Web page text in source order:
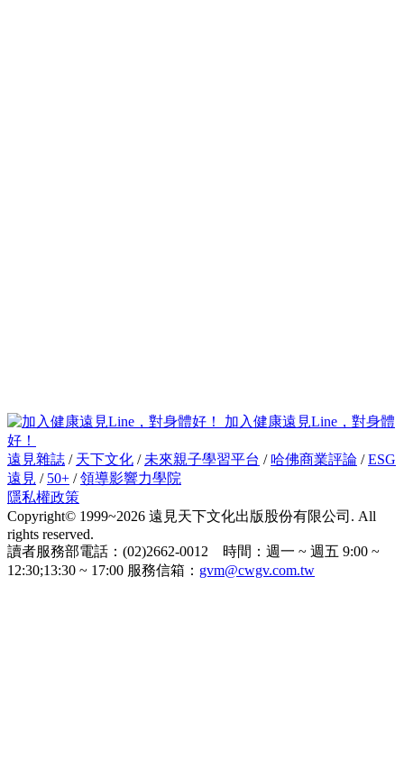
加入健康遠見Line，對身體
好！
遠見雜誌 / 天下文化 / 未來親子學習平台 / 哈佛商業評論 /ESG
遠見 / 50+ /領導影響力學院
隱私權政策
Copyright© 1999~2026 遠見天下文化出版股份有限公司. All
rights reserved.
讀者服務部電話：(02)2662-0012 時間：週一 ~ 週五 9:00 ~
12:30;13:30 ~ 17:00 服務信箱： gvm@cwgv.com.tw